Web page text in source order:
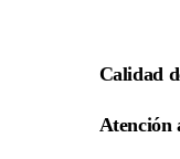
Calidad
Atención